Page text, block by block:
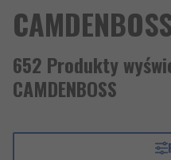
652 Produkty
CAMDENBOSS